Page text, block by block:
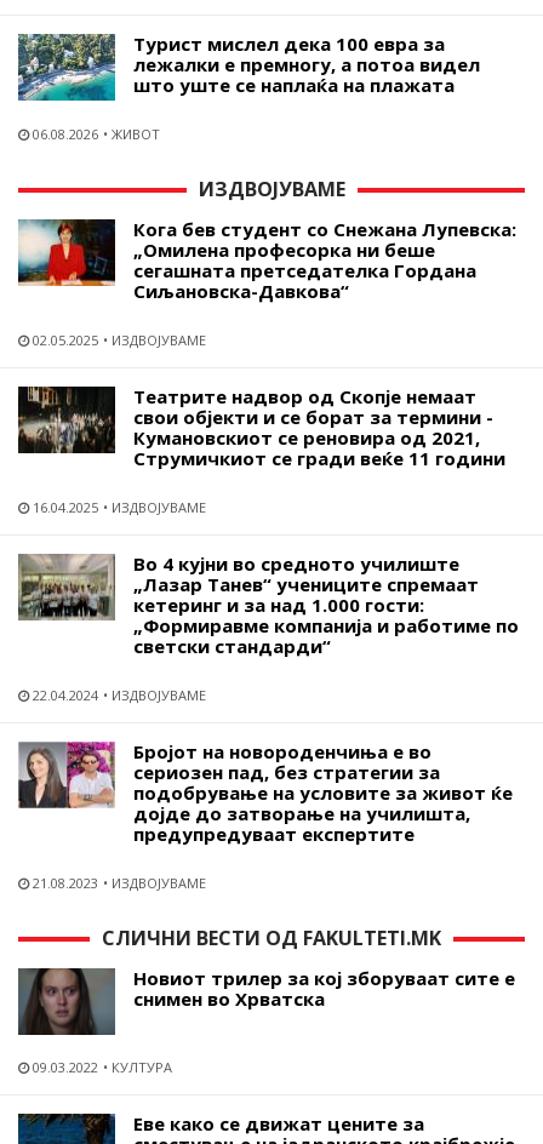
Турист мислел дека 100 евра за
лежалки е премногу, а потоа видел
што уште се наплаќа на плажата
06.08.2026 ЖИВОТ
ИЗДВОЈУВАМЕ
Кога бев студент со Снежана Лупевска:
„Омилена професорка ни беше
сегашната претседателка Гордана
Сиљановска-Давкова“
02.05.2025 ИЗДВОЈУВАМЕ
Театрите надвор од Скопје немаат
свои објекти и се борат за термини -
Кумановскиот се реновира од 2021,
Струмичкиот се гради веќе 11 години
16.04.2025 ИЗДВОЈУВАМЕ
Во 4 кујни во средното училиште
„Лазар Танев“ учениците спремаат
кетеринг и за над 1.000 гости:
„Формиравме компанија и работиме по
светски стандарди“
22.04.2024 ИЗДВОЈУВАМЕ
Бројот на новороденчиња е во
сериозен пад, без стратегии за
подобрување на условите за живот ќе
дојде до затворање на училишта,
предупредуваат експертите
21.08.2023 ИЗДВОЈУВАМЕ
СЛИЧНИ ВЕСТИ ОД FAKULTETI.MK
Новиот трилер за кој зборуваат сите е
снимен во Хрватска
09.03.2022 КУЛТУРА
Еве како се движат цените за